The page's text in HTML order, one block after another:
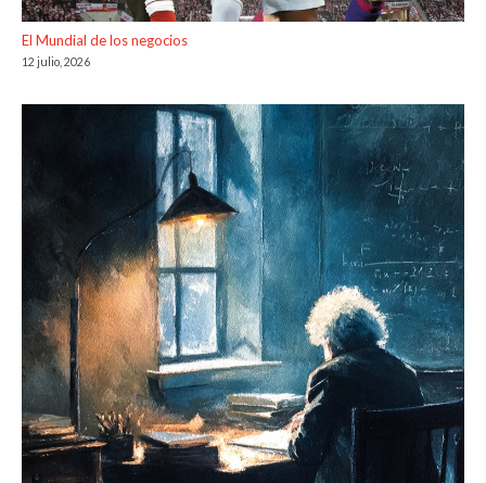
El Mundial de los negocios
12 julio, 2026